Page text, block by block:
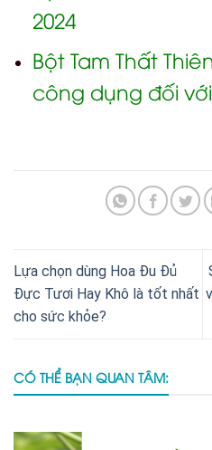
2024
Bột Tam Thất
công dụng đối
Lựa chọn dùng Hoa Đu Đủ
Đực Tươi Hay Khô là tốt nhất
cho sức khỏe?
CÓ THỂ BẠN QUAN TÂM: